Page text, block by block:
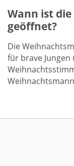
Wann ist
geöffnet?
Die
für brave